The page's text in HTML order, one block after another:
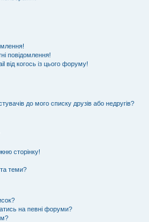
повідомлення!
когось із цього форуму!
до мого списку друзів або недругів?
сторінку!
теми?
на певні форуми?